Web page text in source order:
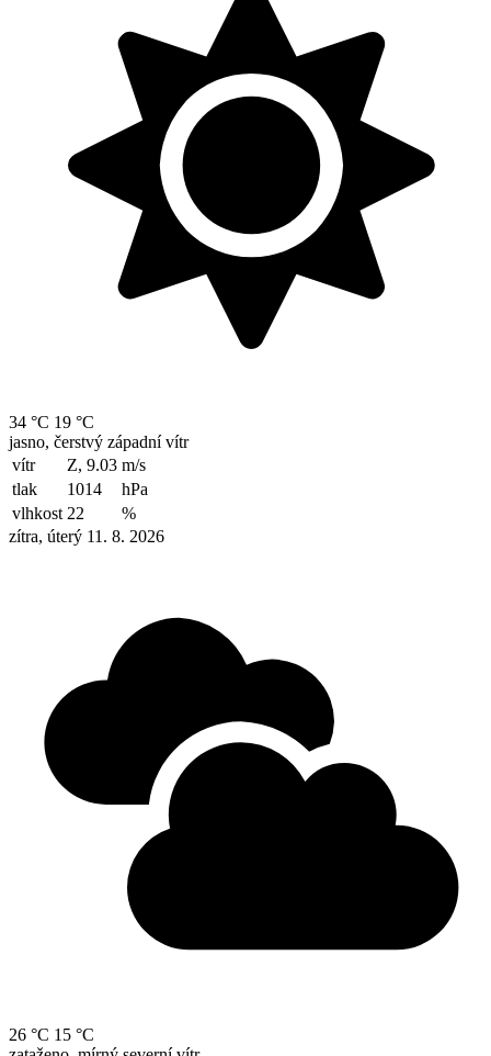
34 °C 19 °C
jasno, čerstvý západní vítr
vítr
Z, 9.03 m/s
tlak
1014
hPa
vlhkost 22
%
zítra, úterý 11. 8. 2026
26 °C 15 °C